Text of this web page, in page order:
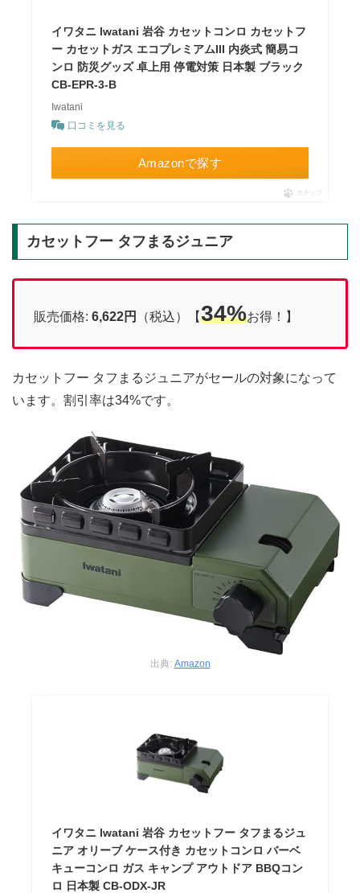
イワタニ Iwatani 岩谷 カセットコンロ カセットフ
ー カセットガス エコプレミアムIII 内炎式 簡易コ
ンロ 防災グッズ 卓上用 停電対策 日本製 ブラック
CB-EPR-3-B
Iwatani
口コミを見る
Amazonで探す
ポチップ
カセットフー タフまるジュニア
販売価格: 6,622円 （税込）【34%お得！】
カセットフー タフまるジュニアがセールの対象になって
います。割引率は34%です。
出典: Amazon
イワタニ Iwatani 岩谷 カセットフー タフまるジュ
ニア オリーブ ケース付き カセットコンロ バーベ
キューコンロ ガス キャンプ アウトドア BBQコン
ロ 日本製 CB-ODX-JR